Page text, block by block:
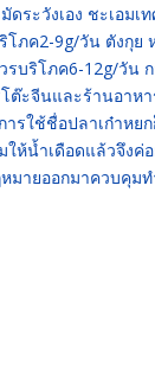
ระวังเอง ชะเอม
ภค2-9g/วัน ตังกุย
บริโภค6-12g/วัน
ะจีนและร้านอาห
รใช้ชื่อปลาเก๋าห
ห้น้ำเดือดแล้วจึง
มายออกมาควบคุม